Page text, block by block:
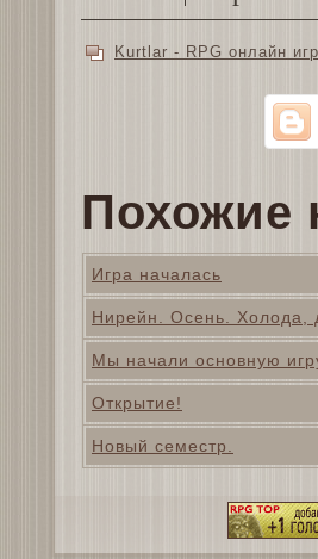
Kurtlar - RPG онлайн
Похожие
Игра началась
Нирейн. Осень. Холода,
Мы начали основную
Открытие!
Новый семестр.